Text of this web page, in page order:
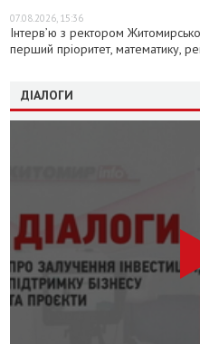
07.08.2026, 15:36
Інтерв’ю з ректором
перший пріоритет, математику,
ДІАЛОГИ